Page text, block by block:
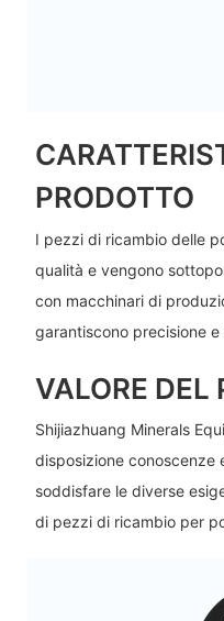
PRODOTTO
I pezzi di ricambio delle
qualità e vengono
con macchinari di
garantiscono precisione
VALORE DEL
Shijiazhuang Minerals
disposizione conoscenze
soddisfare le diverse
di pezzi di ricambio per